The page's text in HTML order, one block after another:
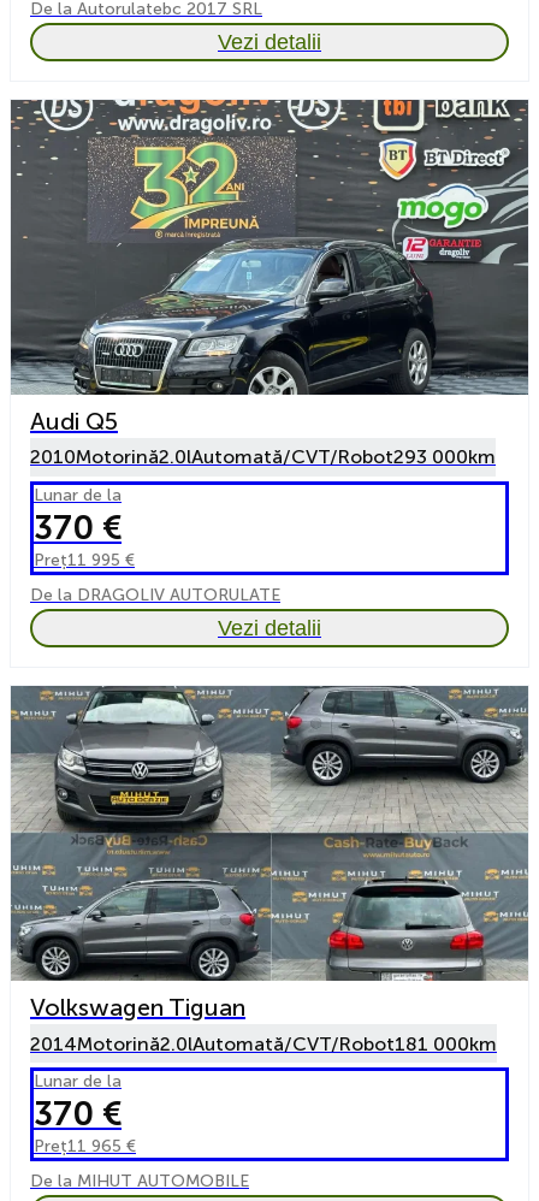
De la Autorulatebc 2017 SRL
Vezi detalii
Audi Q5
2010Motorină2.0lAutomată/CVT/Robot293 000km
Lunar de la
370 €
Preț11 995 €
De la DRAGOLIV AUTORULATE
Vezi detalii
Volkswagen Tiguan
2014Motorină2.0lAutomată/CVT/Robot181 000km
Lunar de la
370 €
Preț11 965 €
De la MIHUT AUTOMOBILE